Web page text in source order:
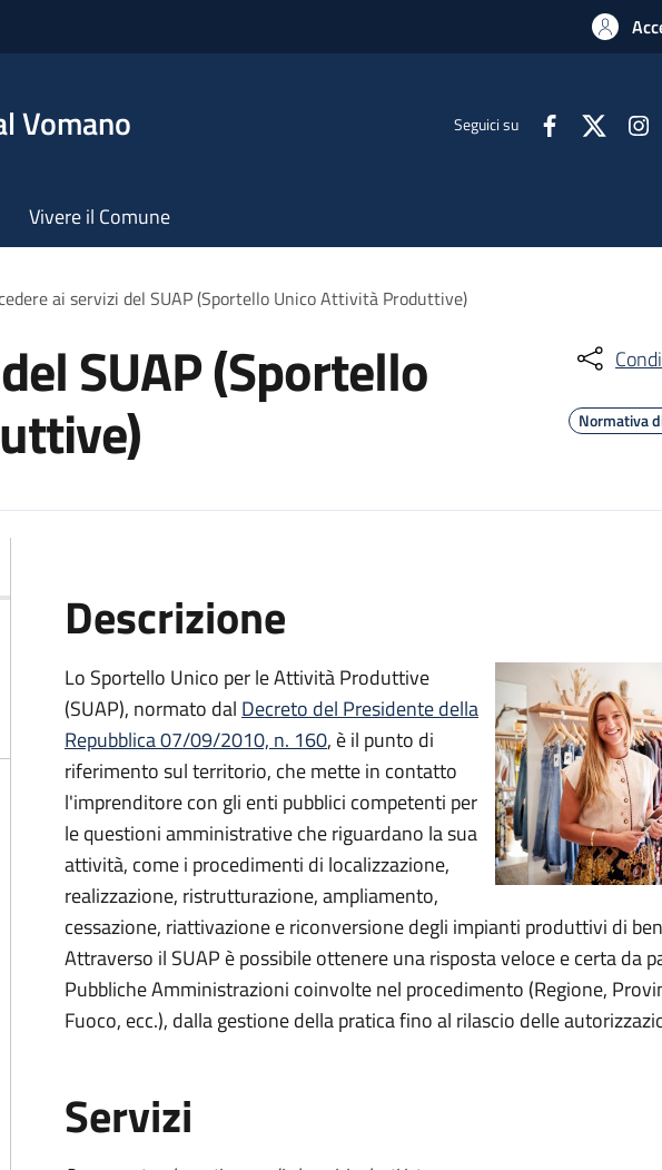
Vomano Seguici su
Vivere il Comune
ai servizi del SUAP (Sportello Unico Attività Produttive)
SUAP (Sportello
Normativa
Descrizione
Lo Sportello Unico per le Attività Produttive
(SUAP), normato dal Decreto del Presidente della
Repubblica 07/09/2010, n. 160, è il punto di
riferimento sul territorio, che mette in contatto
l'imprenditore con gli enti pubblici competenti per
le questioni amministrative che riguardano la sua
attività, come i procedimenti di localizzazione,
realizzazione, ristrutturazione, ampliamento,
cessazione, riattivazione e riconversione degli impianti produttivi di
Attraverso il SUAP è possibile ottenere una risposta veloce e certa da
Pubbliche Amministrazioni coinvolte nel procedimento (Regione,
Fuoco, ecc.), dalla gestione della pratica fino al rilascio delle
Servizi